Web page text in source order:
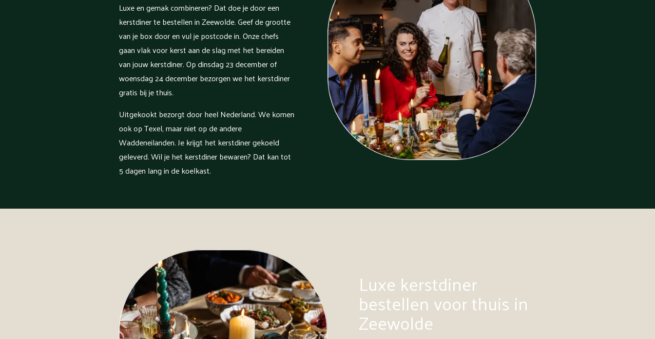
Luxe en gemak combineren? Dat doe je door een
kerstdiner te bestellen in Zeewolde. Geef de grootte
van je box door en vul je postcode in. Onze chefs
gaan vlak voor kerst aan de slag met het bereiden
van jouw kerstdiner. Op dinsdag 23 december of
woensdag 24 december bezorgen we het kerstdiner
gratis bij je thuis.
Uitgekookt bezorgt door heel Nederland. We komen
ook op Texel, maar niet op de andere
Waddeneilanden. Je krijgt het kerstdiner gekoeld
geleverd. Wil je het kerstdiner bewaren? Dat kan tot
5 dagen lang in de koelkast.
Luxe kerstdiner
bestellen voor thuis in
Zeewolde